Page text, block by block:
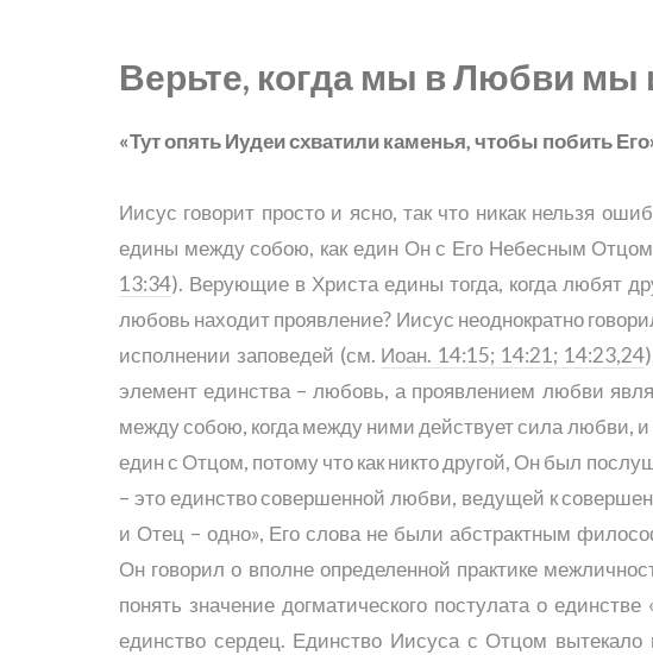
Верьте, когда мы в Любви мы
«Тут опять Иудеи схватили каменья, чтобы побить
Иисус говорит просто и ясно, так что никак нельзя
едины между собою, как един Он с Его Небесным
13:34). Верующие в Христа едины тогда, когда любят
любовь находит проявление? Иисус неоднократно
исполнении заповедей (см. Иоан. 14:15; 14:21; 14:23,24
элемент единства – любовь, а проявлением любви
между собою, когда между ними действует сила любви,
един с Отцом, потому что как никто другой, Он был
– это единство совершенной любви, ведущей к
и Отец – одно», Его слова не были абстрактным
Он говорил о вполне определенной практике
понять значение догматического постулата о
единство сердец. Единство Иисуса с Отцом